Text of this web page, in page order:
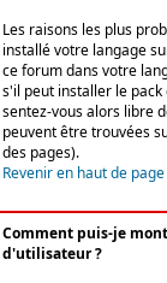
Les raisons les plus
installé votre langage
ce forum dans votre
s'il peut installer le pack
sentez-vous alors libre
peuvent être trouvées
des pages).
Revenir en haut de page
Comment puis-je
d'utilisateur ?